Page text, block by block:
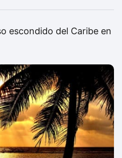
escondido del Caribe en